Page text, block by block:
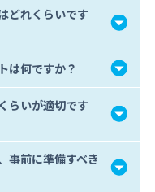
どれくらいです
は何ですか？
らいが適切です
事前に準備すべき